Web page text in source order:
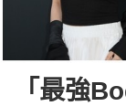
「最強